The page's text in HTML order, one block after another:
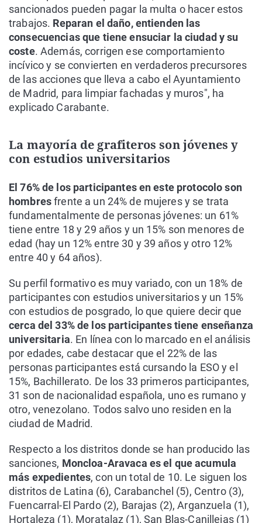
sancionados pueden pagar la multa o hacer estos
trabajos. Reparan el daño, entienden las
consecuencias que tiene ensuciar la ciudad y su
coste. Además, corrigen ese comportamiento
incívico y se convierten en verdaderos precursores
de las acciones que lleva a cabo el Ayuntamiento
de Madrid, para limpiar fachadas y muros", ha
explicado Carabante.
La mayoría de grafiteros son jóvenes y
con estudios universitarios
El 76% de los participantes en este protocolo son
hombresfrente a un 24% de mujeres y se trata
fundamentalmente de personas jóvenes: un 61%
tiene entre 18 y 29 años y un 15% son menores de
edad (hay un 12% entre 30 y 39 años y otro 12%
entre 40 y 64 años).
Su perfil formativo es muy variado, con un 18% de
participantes con estudios universitarios y un 15%
con estudios de posgrado, lo que quiere decir que
cerca del 33% de los participantes tiene enseñanza
universitaria. En línea con lo marcado en el análisis
por edades, cabe destacar que el 22% de las
personas participantes está cursando la ESO y el
15%, Bachillerato. De los 33 primeros participantes,
31 son de nacionalidad española, uno es rumano y
otro, venezolano. Todos salvo uno residen en la
ciudad de Madrid.
Respecto a los distritos donde se han producido las
sanciones, Moncloa-Aravaca es el que acumula
más expedientes, con un total de 10. Le siguen los
distritos de Latina (6), Carabanchel (5), Centro (3),
Fuencarral-El Pardo (2), Barajas (2), Arganzuela (1),
Hortaleza (1), Moratalaz (1), San Blas-Canillejas (1)